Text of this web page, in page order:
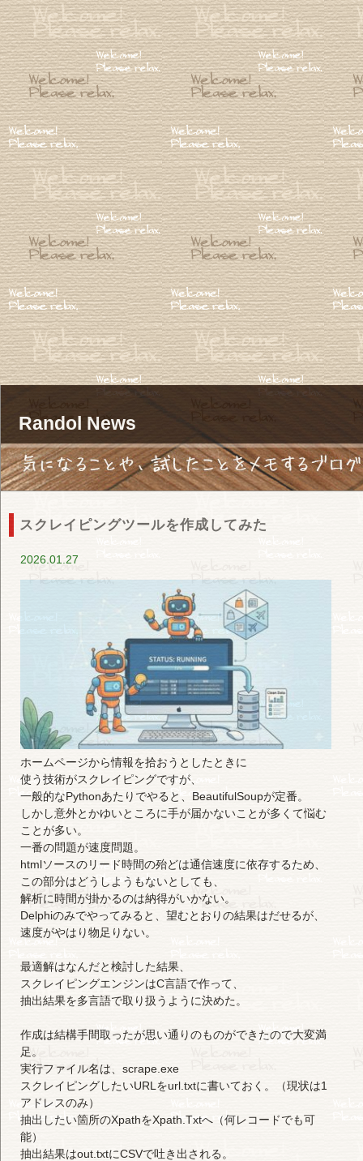
Randol News
スクレイピングツールを作成してみた
2026.01.27
ホームページから情報を拾おうとしたときに
使う技術がスクレイピングですが、
一般的なPythonあたりでやると、BeautifulSoupが定番。
しかし意外とかゆいところに手が届かないことが多くて悩む
ことが多い。
一番の問題が速度問題。
htmlソースのリード時間の殆どは通信速度に依存するため、
この部分はどうしようもないとしても、
解析に時間が掛かるのは納得がいかない。
Delphiのみでやってみると、望むとおりの結果はだせるが、
速度がやはり物足りない。
最適解はなんだと検討した結果、
スクレイピングエンジンはC言語で作って、
抽出結果を多言語で取り扱うように決めた。
作成は結構手間取ったが思い通りのものができたので大変満
足。
実行ファイル名は、scrape.exe
スクレイピングしたいURLをurl.txtに書いておく。（現状は1
アドレスのみ）
抽出したい箇所のXpathをXpath.Txtへ（何レコードでも可
能）
抽出結果はout.txtにCSVで吐き出される。